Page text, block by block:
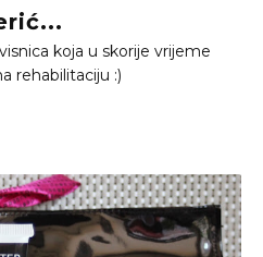
koja u skorije vrijeme
rehabilitaciju :)